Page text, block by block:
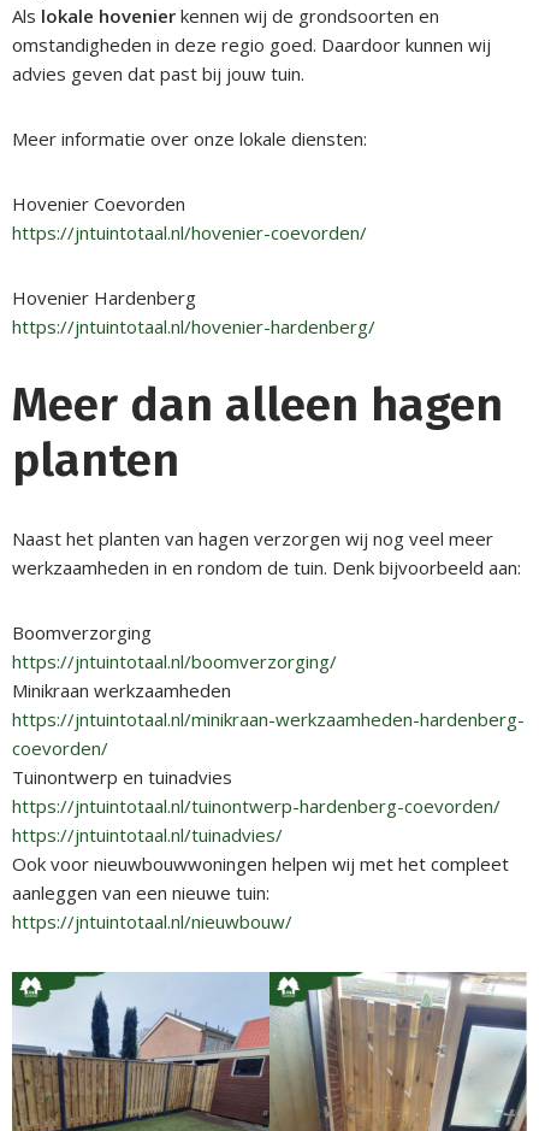
Als lokale hovenier kennen wij de grondsoorten en
omstandigheden in deze regio goed. Daardoor kunnen wij
advies geven dat past bij jouw tuin.
Meer informatie over onze lokale diensten:
Hovenier Coevorden
https://jntuintotaal.nl/hovenier-coevorden/
Hovenier Hardenberg
https://jntuintotaal.nl/hovenier-hardenberg/
Meer dan alleen hagen
planten
Naast het planten van hagen verzorgen wij nog veel meer
werkzaamheden in en rondom de tuin. Denk bijvoorbeeld aan:
Boomverzorging
https://jntuintotaal.nl/boomverzorging/
Minikraan werkzaamheden
https://jntuintotaal.nl/minikraan-werkzaamheden-hardenberg-
coevorden/
Tuinontwerp en tuinadvies
https://jntuintotaal.nl/tuinontwerp-hardenberg-coevorden/
https://jntuintotaal.nl/tuinadvies/
Ook voor nieuwbouwwoningen helpen wij met het compleet
aanleggen van een nieuwe tuin:
https://jntuintotaal.nl/nieuwbouw/